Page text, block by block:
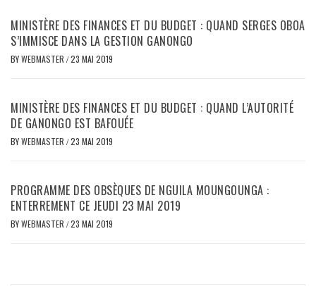
MINISTÈRE DES FINANCES ET DU BUDGET : QUAND SERGES OBOA
S’IMMISCE DANS LA GESTION GANONGO
BYWEBMASTER /23 MAI 2019
MINISTÈRE DES FINANCES ET DU BUDGET : QUAND L’AUTORITÉ
DE GANONGO EST BAFOUÉE
BYWEBMASTER /23 MAI 2019
PROGRAMME DES OBSÈQUES DE NGUILA MOUNGOUNGA :
ENTERREMENT CE JEUDI 23 MAI 2019
BYWEBMASTER /23 MAI 2019